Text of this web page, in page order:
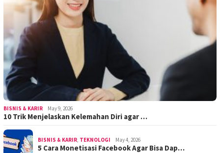
BISNIS & KARIR May 9, 2026
10 Trik Menjelaskan Kelemahan Diri agar …
BISNIS & KARIR TEKNOLOGI May 4, 2026
5 Cara Monetisasi Facebook Agar Bisa Dap…